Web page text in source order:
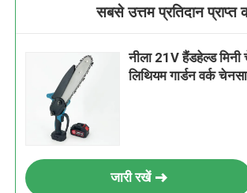
सबसे उत्तम प्रतिदान प्राप्त
नीला 21V हैंडहेल्ड
लिथियम गार्डन वर्क
जारी रखें